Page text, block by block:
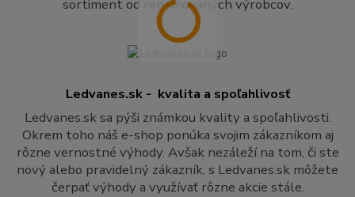
sortiment od renomovaných výrobcov.
Ledvanes.sk - kvalita a spoľahlivosť
Ledvanes.sk sa pýši známkou kvality a spoľahlivosti.
Okrem toho náš e-shop ponúka svojim zákazníkom aj
rôzne vernostné výhody. Avšak nezáleží na tom, či ste
nový alebo pravidelný zákazník, s Ledvanes.sk môžete
čerpať výhody a využívať rôzne akcie stále.